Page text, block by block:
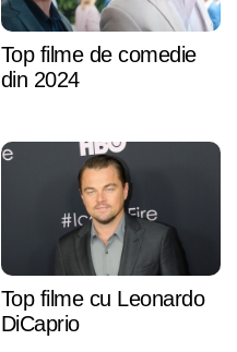
Top filme de comedie
din 2024
Top filme cu Leonardo
DiCaprio